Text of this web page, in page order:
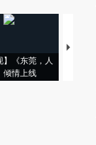
】《东莞，人
倾情上线
【推广